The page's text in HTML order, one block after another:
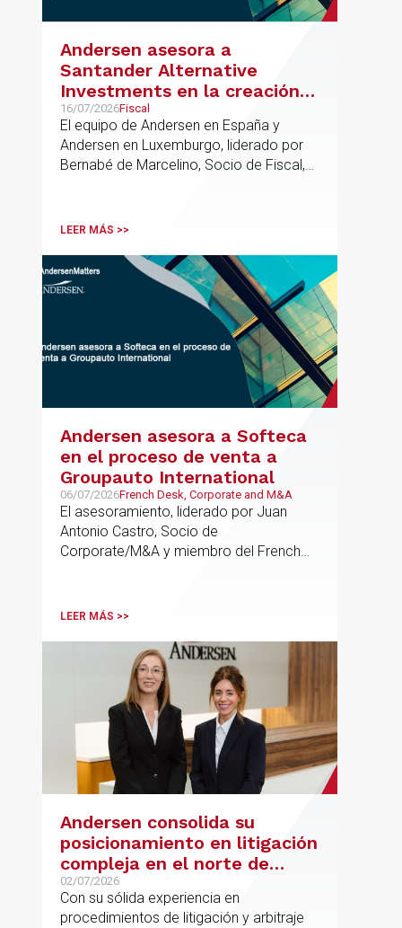
Andersen asesora a
Santander Alternative
Investments en la creación
de un nuevo fondo dirigido a
la financiación de pymes
europeas
16/07/2026Fiscal
El equipo de Andersen en España y
Andersen en Luxemburgo, liderado por
Bernabé de Marcelino, Socio de Fiscal,
formación del fondo, hasta el primer
LEER MÁS >>
Andersen asesora a Softeca
en el proceso de venta a
Groupauto International
06/07/2026French Desk, Corporate and M&A
El asesoramiento, liderado por Juan
Antonio Castro, Socio de
Corporate/M&A y miembro del French
españolas que combinan los sectores
LEER MÁS >>
Andersen consolida su
posicionamiento en litigación
compleja en el norte de
España con la incorporación
de Rebeca Larena
02/07/2026
Con su sólida experiencia en
procedimientos de litigación y arbitraje